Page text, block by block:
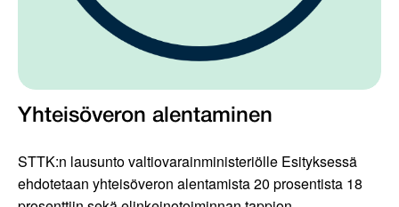
Yhteisöveron alentaminen
STTK:n lausunto valtiovarainministeriölle Esityksessä
ehdotetaan yhteisöveron alentamista 20 prosentista 18